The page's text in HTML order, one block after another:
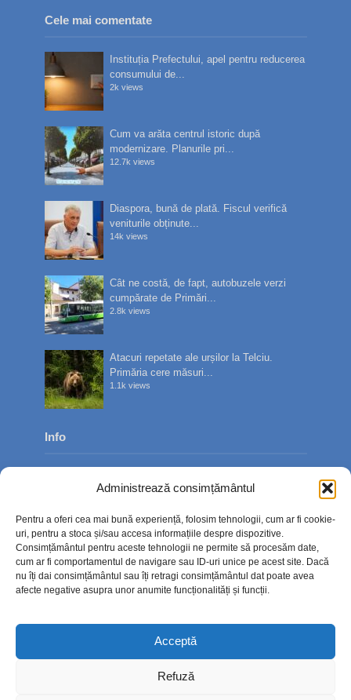
Administrează consimțământul
Pentru a oferi cea mai bună experiență, folosim tehnologii, cum ar fi cookie-
uri, pentru a stoca și/sau accesa informațiile despre dispozitive.
Consimțământul pentru aceste tehnologii ne permite să procesăm date,
cum ar fi comportamentul de navigare sau ID-uri unice pe acest site. Dacă
nu îți dai consimțământul sau îți retragi consimțământul dat poate avea
afecte negative asupra unor anumite funcționalități și funcții.
Acceptă
Refuză
Cele mai comentate
Instituția Prefectului, apel pentru reducerea
consumului de...
2k views
Cum va arăta centrul istoric după
modernizare. Planurile pri...
12.7k views
Diaspora, bună de plată. Fiscul verifică
veniturile obținute...
14k views
Cât ne costă, de fapt, autobuzele verzi
cumpărate de Primări...
2.8k views
Atacuri repetate ale urșilor la Telciu.
Primăria cere măsuri...
1.1k views
Info
Contact
Politica de confidențialitate
Politică cookie-uri (UE)